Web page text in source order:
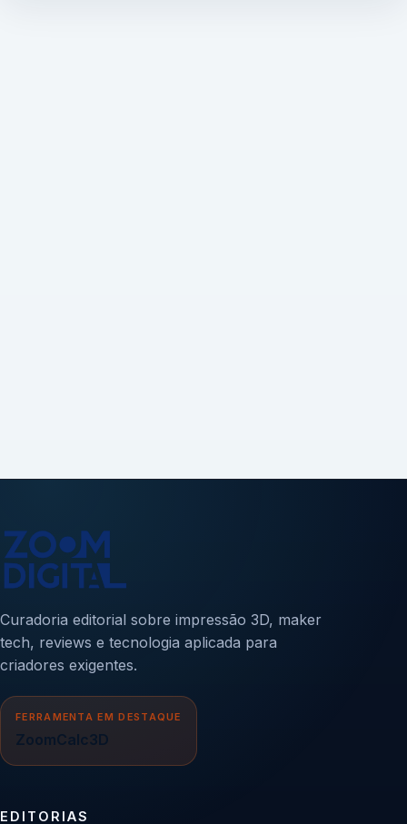
Curadoria editorial sobre impressão 3D, maker
tech, reviews e tecnologia aplicada para
criadores exigentes.
FERRAMENTA EM DESTAQUE
ZoomCalc3D
EDITORIAS